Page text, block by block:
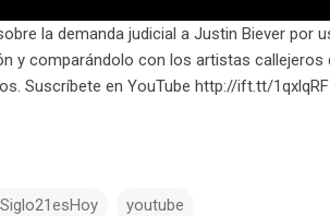
la demanda judicial a Justin Biever por
y comparándolo con los artistas callejeros
Suscríbete en YouTube http://ift.tt/1qxlqRF
youtube